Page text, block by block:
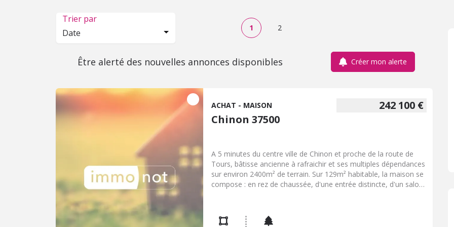
Trier par
Date
1 2
Être alerté des nouvelles annonces disponibles Créer mon alerte
242 100 €
ACHAT - MAISON
Chinon 37500
A 5 minutes du centre ville de Chinon et proche de la route de
Tours, bâtisse ancienne à rafraichir et ses multiples dépendances
sur environ 2400m² de terrain. Sur 129m² habitable, la maison se
compose : en rez de chaussée, d'une entrée distincte, d'un salon
superieur, vous trouverez une dégagement avec placard
desservant 4 chambres d'environ 11m² à 12m². Possibilité